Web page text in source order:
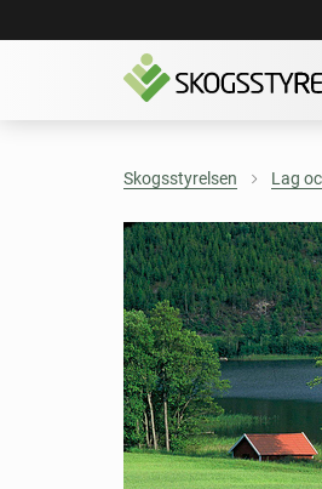
Skogsstyrelsen Lag